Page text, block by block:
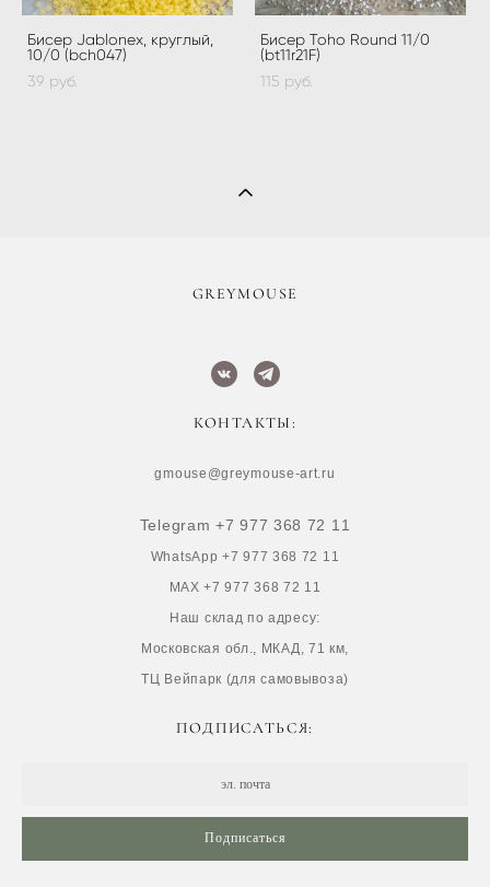
Бисер Jablonex, круглый,
10/0 (bch047)
39 pуб.
Бисер Toho Round 11/0
(bt11r21F)
115 pуб.
​GREYMOUSE
КОНТАКТЫ:
gmouse@greymouse-art.ru
Telegram +7 977 368 72 11
WhatsApp +7 977 368 72 11
MAX +7 977 368 72 11
Наш склад по адресу:
Московская обл., МКАД, 71 км,
ТЦ Вейпарк (для самовывоза)
ПОДПИСАТЬСЯ:
Подписаться